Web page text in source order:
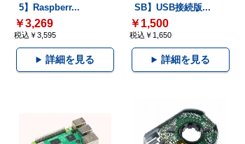
5】Raspberr...
￥3,269
税込￥3,595
詳細を見る
SB】USB接続版...
￥1,500
税込￥1,650
詳細を見る